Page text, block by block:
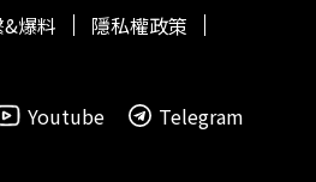
爆料
隱私權政策
Youtube Telegram